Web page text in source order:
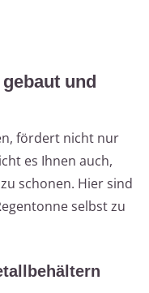
und
fördert nicht nur
es Ihnen auch,
schonen. Hier sind
selbst zu